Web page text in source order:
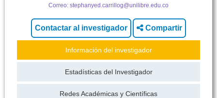
Correo: stephanyed.carrillog@unilibre.edu.co
Compartir
Información del investigador
Estadísticas del Investigador
Redes Académicas y Científicas